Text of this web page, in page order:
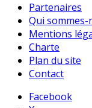
Partenaires
Qui sommes-
Mentions
Charte
Plan du site
Contact
Facebook